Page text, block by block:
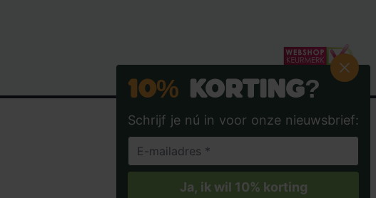
Tuincentrum.nl op Facebook
Tuincentrum.nl op
Tuincentrum.nl
10% Korting?
Schrijf je nú in voor onze nieuwsbrief:
Ja, ik wil 10% korting